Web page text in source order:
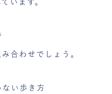
います。
合わせでしょう。
い歩き方